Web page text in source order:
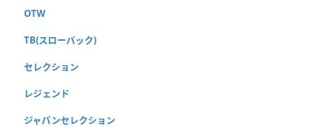
OTW
TB(スローバック)
セレクション
レジェンド
ジャパンセレクション